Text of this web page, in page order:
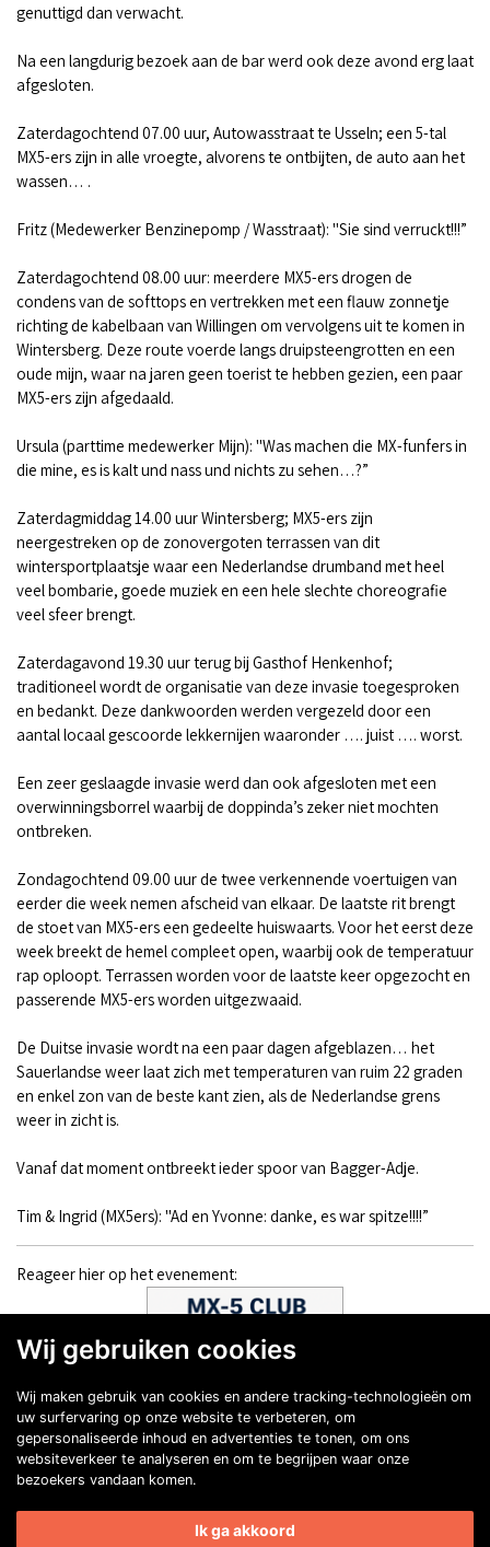
genuttigd dan verwacht.
Na een langdurig bezoek aan de bar werd ook deze avond erg laat
afgesloten.
Zaterdagochtend 07.00 uur, Autowasstraat te Usseln; een 5-tal
MX5-ers zijn in alle vroegte, alvorens te ontbijten, de auto aan het
wassen… .
Fritz (Medewerker Benzinepomp / Wasstraat): "Sie sind verruckt!!!”
Zaterdagochtend 08.00 uur: meerdere MX5-ers drogen de
condens van de softtops en vertrekken met een flauw zonnetje
richting de kabelbaan van Willingen om vervolgens uit te komen in
Wintersberg. Deze route voerde langs druipsteengrotten en een
oude mijn, waar na jaren geen toerist te hebben gezien, een paar
MX5-ers zijn afgedaald.
Ursula (parttime medewerker Mijn): "Was machen die MX-funfers in
die mine, es is kalt und nass und nichts zu sehen…?”
Zaterdagmiddag 14.00 uur Wintersberg; MX5-ers zijn
neergestreken op de zonovergoten terrassen van dit
wintersportplaatsje waar een Nederlandse drumband met heel
veel bombarie, goede muziek en een hele slechte choreografie
veel sfeer brengt.
Zaterdagavond 19.30 uur terug bij Gasthof Henkenhof;
traditioneel wordt de organisatie van deze invasie toegesproken
en bedankt. Deze dankwoorden werden vergezeld door een
aantal locaal gescoorde lekkernijen waaronder …. juist …. worst.
Een zeer geslaagde invasie werd dan ook afgesloten met een
overwinningsborrel waarbij de doppinda’s zeker niet mochten
ontbreken.
Zondagochtend 09.00 uur de twee verkennende voertuigen van
eerder die week nemen afscheid van elkaar. De laatste rit brengt
de stoet van MX5-ers een gedeelte huiswaarts. Voor het eerst deze
week breekt de hemel compleet open, waarbij ook de temperatuur
rap oploopt. Terrassen worden voor de laatste keer opgezocht en
passerende MX5-ers worden uitgezwaaid.
De Duitse invasie wordt na een paar dagen afgeblazen… het
Sauerlandse weer laat zich met temperaturen van ruim 22 graden
en enkel zon van de beste kant zien, als de Nederlandse grens
weer in zicht is.
Vanaf dat moment ontbreekt ieder spoor van Bagger-Adje.
Tim & Ingrid (MX5ers): "Ad en Yvonne: danke, es war spitze!!!!”
Reageer hier op het evenement:
Wij gebruiken cookies
Wij maken gebruik van cookies en andere tracking-technologieën om
uw surfervaring op onze website te verbeteren, om
gepersonaliseerde inhoud en advertenties te tonen, om ons
websiteverkeer te analyseren en om te begrijpen waar onze
bezoekers vandaan komen.
Ik ga akkoord